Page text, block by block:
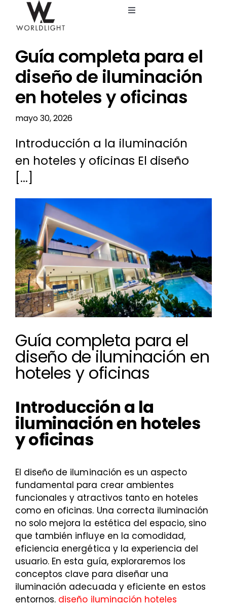
contenido
Toggle
Servicios
Catálogo
Blog
Nosotros
Guía completa para el
diseño de iluminación
en hoteles y oficinas
mayo 30, 2026
Introducción a la iluminación
en hoteles y oficinas El diseño
[...]
imagen
más
grande
Guía completa para el
diseño de iluminación en
hoteles y oficinas
Introducción a la
iluminación en hoteles
y oficinas
El diseño de iluminación es un aspecto
fundamental para crear ambientes
funcionales y atractivos tanto en hoteles
como en oficinas. Una correcta iluminación
no solo mejora la estética del espacio, sino
que también influye en la comodidad,
eficiencia energética y la experiencia del
usuario. En esta guía, exploraremos los
conceptos clave para diseñar una
iluminación adecuada y eficiente en estos
entornos. diseño iluminación hoteles